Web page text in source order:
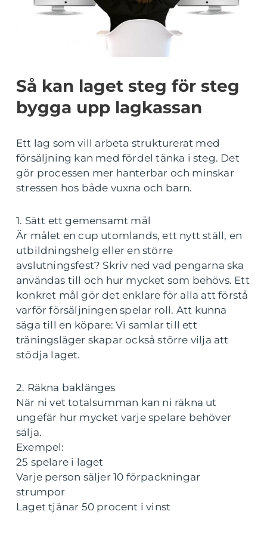
Så kan laget steg för steg
bygga upp lagkassan
Ett lag som vill arbeta strukturerat med
försäljning kan med fördel tänka i steg. Det
gör processen mer hanterbar och minskar
stressen hos både vuxna och barn.
1. Sätt ett gemensamt mål
Är målet en cup utomlands, ett nytt ställ, en
utbildningshelg eller en större
avslutningsfest? Skriv ned vad pengarna ska
användas till och hur mycket som behövs. Ett
konkret mål gör det enklare för alla att förstå
varför försäljningen spelar roll. Att kunna
säga till en köpare: Vi samlar till ett
träningsläger skapar också större vilja att
stödja laget.
2. Räkna baklänges
När ni vet totalsumman kan ni räkna ut
ungefär hur mycket varje spelare behöver
sälja.
Exempel:
25 spelare i laget
Varje person säljer 10 förpackningar
strumpor
Laget tjänar 50 procent i vinst